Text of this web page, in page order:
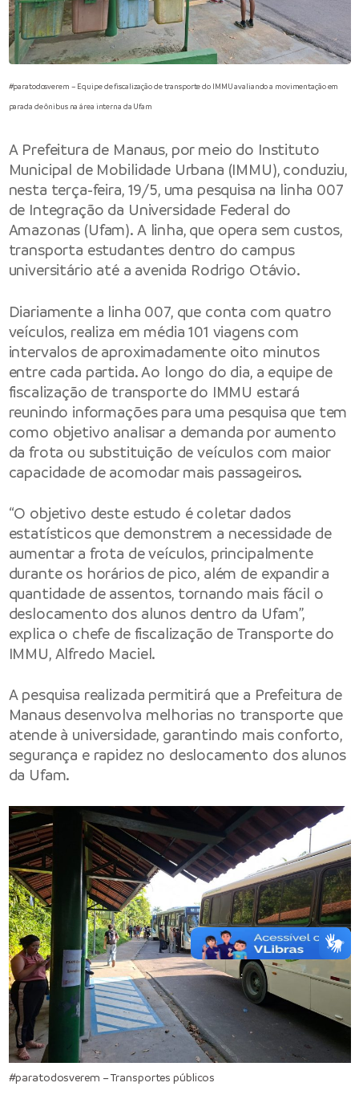
#paratodosverem – Equipe de fiscalização de transporte do IMMU avaliando a movimentação em
parada de ônibus na área interna da Ufam
A Prefeitura de Manaus, por meio do Instituto
Municipal de Mobilidade Urbana (IMMU), conduziu,
nesta terça-feira, 19/5, uma pesquisa na linha 007
de Integração da Universidade Federal do
Amazonas (Ufam). A linha, que opera sem custos,
transporta estudantes dentro do campus
universitário até a avenida Rodrigo Otávio.
Diariamente a linha 007, que conta com quatro
veículos, realiza em média 101 viagens com
intervalos de aproximadamente oito minutos
entre cada partida. Ao longo do dia, a equipe de
fiscalização de transporte do IMMU estará
reunindo informações para uma pesquisa que tem
como objetivo analisar a demanda por aumento
da frota ou substituição de veículos com maior
capacidade de acomodar mais passageiros.
“O objetivo deste estudo é coletar dados
estatísticos que demonstrem a necessidade de
aumentar a frota de veículos, principalmente
durante os horários de pico, além de expandir a
quantidade de assentos, tornando mais fácil o
deslocamento dos alunos dentro da Ufam”,
explica o chefe de fiscalização de Transporte do
IMMU, Alfredo Maciel.
A pesquisa realizada permitirá que a Prefeitura de
Manaus desenvolva melhorias no transporte que
atende à universidade, garantindo mais conforto,
segurança e rapidez no deslocamento dos alunos
da Ufam.
#paratodosverem – Transportes públicos